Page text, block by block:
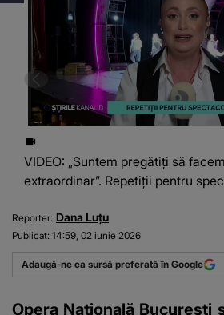
VIDEO: „Suntem pregătiți să
extraordinar”. Repetiții pentru
Reporter: Dana Luţu
Publicat: 14:59, 02 iunie 2026
Adaugă-ne ca sursă preferată în Google
Opera Națională București